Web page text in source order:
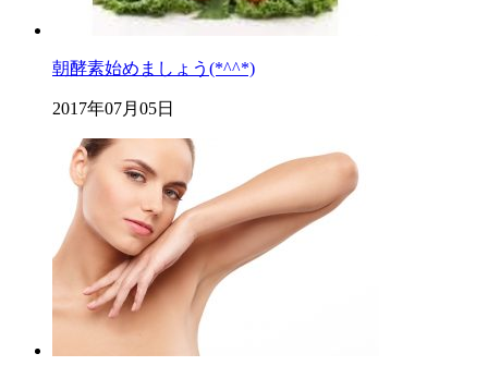
朝酵素始めましょう(*^^*)
2017年07月05日